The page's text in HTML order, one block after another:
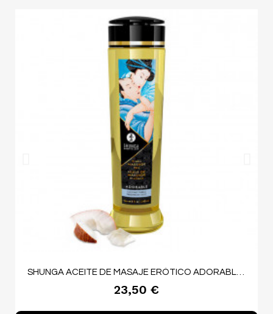
SHUNGA ACEITE DE MASAJE ERÓTICO ADORABLE 240 ML
23,50 €